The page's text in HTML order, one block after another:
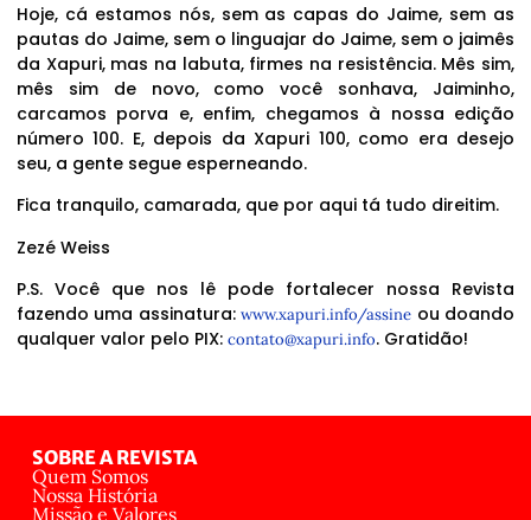
Hoje, cá estamos nós, sem as capas do Jaime, sem as
pautas do Jaime, sem o linguajar do Jaime, sem o jaimês
da Xapuri, mas na labuta, firmes na resistência. Mês sim,
mês sim de novo, como você sonhava, Jaiminho,
carcamos porva e, enfim, chegamos à nossa edição
número 100. E, depois da Xapuri 100, como era desejo
seu, a gente segue esperneando.
Fica tranquilo, camarada, que por aqui tá tudo direitim.
Zezé Weiss
P.S. Você que nos lê pode fortalecer nossa Revista
fazendo uma assinatura:www.xapuri.info/assine ou doando
qualquer valor pelo PIX: contato@xapuri.info. Gratidão!
SOBRE A REVISTA
Quem Somos
Nossa História
Missão e Valores